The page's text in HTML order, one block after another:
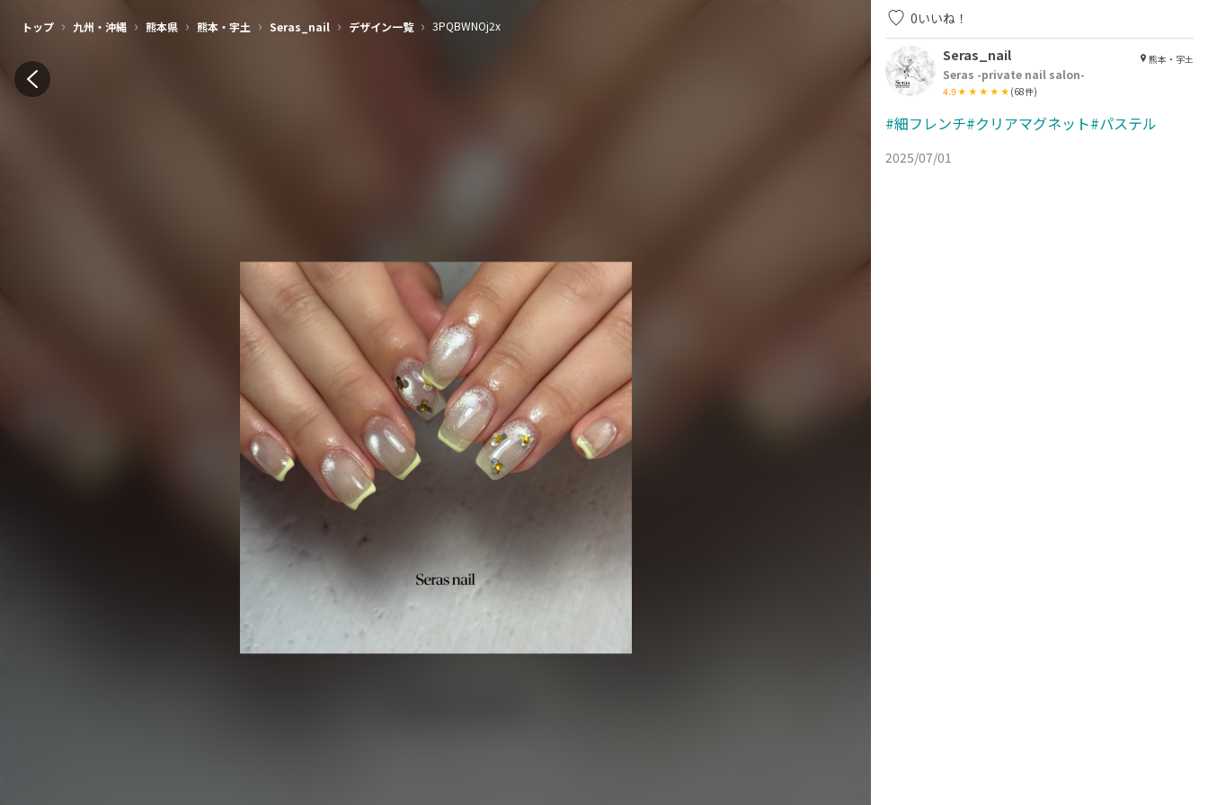
トップ › 九州・沖縄 › 熊本県 › 熊本・宇土 › Seras_nail › デザイン一覧 › 3PQBWNOj2x 0いいね！
Seras_nail
Seras -private nail salon-
4.9 (68件)
熊本・宇土
#細フレンチ#クリアマグネット#パステル
2025/07/01